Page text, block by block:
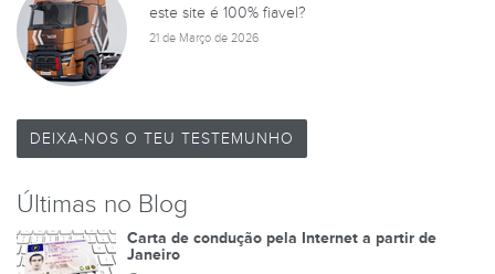
este site é 100% fiavel?
21 de Março de 2026
DEIXA-NOS O TEU TESTEMUNHO
Últimas no Blog
Carta de condução pela Internet a partir de
Janeiro